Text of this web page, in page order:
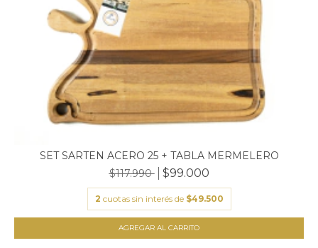
SET SARTEN ACERO 25 + TABLA MERMELERO
$117.990
$99.000
2 cuotas sin interés de $49.500